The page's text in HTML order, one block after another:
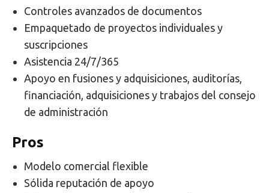
Controles avanzados de documentos
Empaquetado de proyectos individuales y
suscripciones
Asistencia 24/7/365
Apoyo en fusiones y adquisiciones, auditorías,
financiación, adquisiciones y trabajos del consejo
de administración
Pros
Modelo comercial flexible
Sólida reputación de apoyo